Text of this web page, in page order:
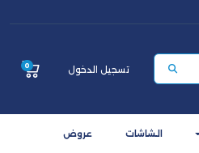
تسجيل الدخول 0
الشاشات عروض